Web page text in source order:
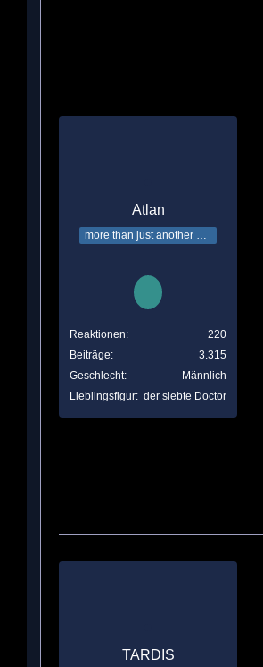
Atlan
Reaktionen
220
Beiträge
3.315
Geschlecht
Männlich
Lieblingsfigur
der siebte Doctor
TARDIS